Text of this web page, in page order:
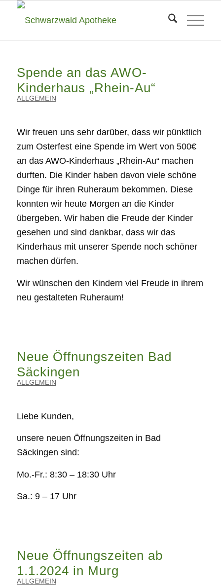
Spende an das AWO-
Kinderhaus „Rhein-Au“
ALLGEMEIN
Wir freuen uns sehr darüber, dass wir pünktlich
zum Osterfest eine Spende im Wert von 500€
an das AWO-Kinderhaus „Rhein-Au“ machen
durften. Die Kinder haben davon viele schöne
Dinge für ihren Ruheraum bekommen. Diese
konnten wir heute Morgen an die Kinder
übergeben. Wir haben die Freude der Kinder
gesehen und sind dankbar, dass wir das
Kinderhaus mit unserer Spende noch schöner
machen dürfen.
Wir wünschen den Kindern viel Freude in ihrem
neu gestalteten Ruheraum!
Neue Öffnungszeiten Bad
Säckingen
ALLGEMEIN
Liebe Kunden,
unsere neuen Öffnungszeiten in Bad
Säckingen sind:
Mo.-Fr.: 8:30 – 18:30 Uhr
Sa.: 9 – 17 Uhr
Neue Öffnungszeiten ab
1.1.2024 in Murg
ALLGEMEIN